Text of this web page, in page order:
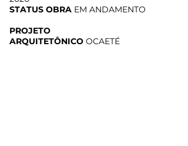
STATUS OBRA EM ANDAMENTO
PROJETO
ARQUITETÔNICO OCAETÉ